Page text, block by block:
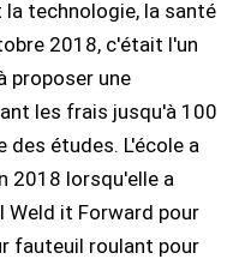
technologie, la santé
2018, c'était l'un
proposer une
les frais jusqu'à 100
des études. L'école a
2018 lorsqu'elle a
Weld it Forward pour
fauteuil roulant pour